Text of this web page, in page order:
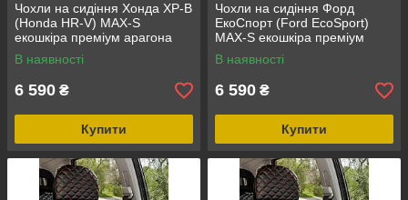
Чохли на сидіння Хонда ХР-В
(Honda HR-V) MAX-S
екошкіра преміум арагона
В наявності
6 590 ₴
Купити
Чохли на сидіння Форд
ЕкоСпорт (Ford EcoSport)
MAX-S екошкіра преміум
арагона
В наявності
6 590 ₴
Купити